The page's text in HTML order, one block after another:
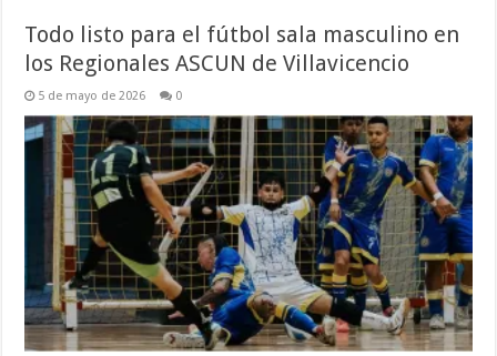
Todo listo para el fútbol sala masculino en
los Regionales ASCUN de Villavicencio
5 de mayo de 2026 0